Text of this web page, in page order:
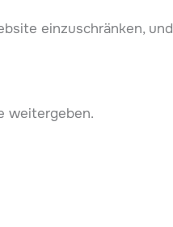
einzuschränken, und
weitergeben.